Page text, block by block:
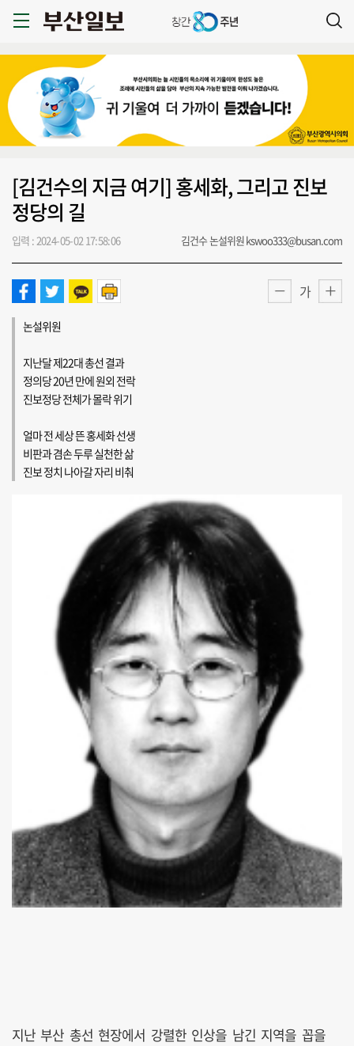
[김건수의 지금 여기] 홍세화, 그리고 진보
정당의 길
입력 : 2024-05-02 17:58:06 김건수 논설위원 kswoo333@busan.com
가
논설위원
지난달 제22대 총선 결과
정의당 20년 만에 원외 전락
진보정당 전체가 몰락 위기
얼마 전 세상 뜬 홍세화 선생
비판과 겸손 두루 실천한 삶
진보 정치 나아갈 자리 비춰
지난 부산 총선 현장에서 강렬한 인상을 남긴 지역을 꼽을